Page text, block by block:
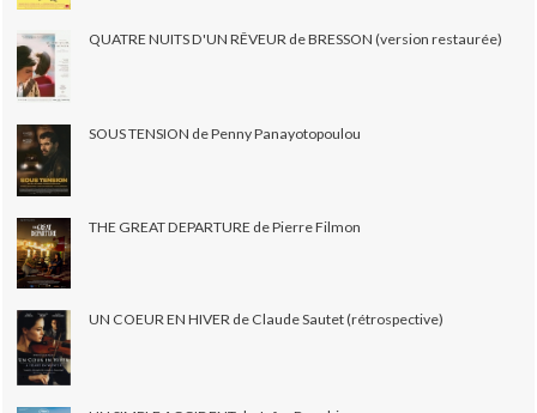
QUATRE NUITS D'UN RÊVEUR de BRESSON (version restaurée)
SOUS TENSION de Penny Panayotopoulou
THE GREAT DEPARTURE de Pierre Filmon
UN COEUR EN HIVER de Claude Sautet (rétrospective)